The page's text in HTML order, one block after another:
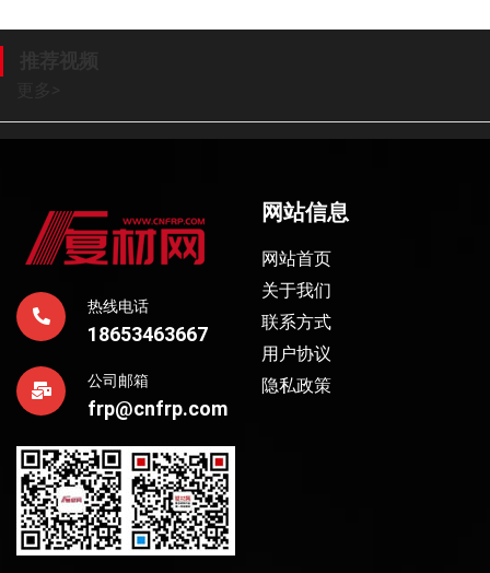
热线电话
18653463667
公司邮箱
frp@cnfrp.com
网站信息
网站首页
关于我们
联系方式
用户协议
隐私政策